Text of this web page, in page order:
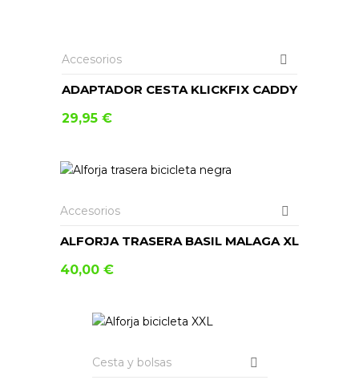
Accesorios
ADAPTADOR CESTA KLICKFIX CADDY
29,95 €
Accesorios
ALFORJA TRASERA BASIL MALAGA XL
40,00 €
Cesta y bolsas